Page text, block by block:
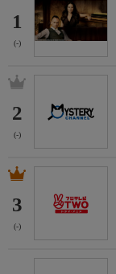
1
(-)
2
(-)
3
(-)